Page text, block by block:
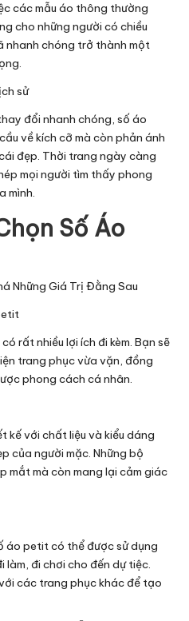
các mẫu áo thông thường
cho những người có chiều
nhanh chóng trở thành một
sử
đổi nhanh chóng, số áo
về kích cỡ mà còn phản ánh
đẹp. Thời trang ngày càng
mọi người tìm thấy phong
mình.
Số Áo
rất nhiều lợi ích đi kèm. Bạn sẽ
trang phục vừa vặn, đồng
phong cách cá nhân.
kế với chất liệu và kiểu dáng
của người mặc. Những bộ
mắt mà còn mang lại cảm giác
áo petit có thể được sử dụng
làm, đi chơi cho đến dự tiệc.
các trang phục khác để tạo